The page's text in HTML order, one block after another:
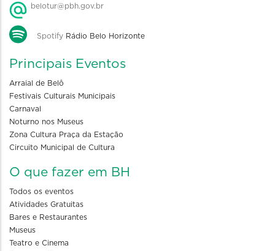
belotur@pbh.gov.br
Spotify Rádio Belo Horizonte
Principais Eventos
Arraial de Belô
Festivais Culturais Municipais
Carnaval
Noturno nos Museus
Zona Cultura Praça da Estação
Circuito Municipal de Cultura
O que fazer em BH
Todos os eventos
Atividades Gratuitas
Bares e Restaurantes
Museus
Teatro e Cinema